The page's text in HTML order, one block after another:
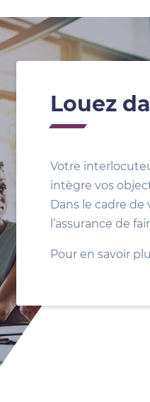
Louez
Votre
intègre vos
Dans le cadre
l’assurance de
Pour en savoir